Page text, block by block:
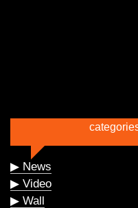
▶ News
▶ Video
▶ Wall